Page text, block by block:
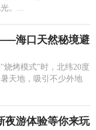
。...
海口天然秘境避
烧烤模式"时，北纬20度
天地，吸引不少外地
夜游体验等你来玩